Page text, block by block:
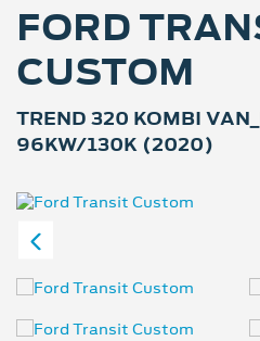
FORD
CUSTOM
TREND 320 KOMBI
96KW/130K (2020)